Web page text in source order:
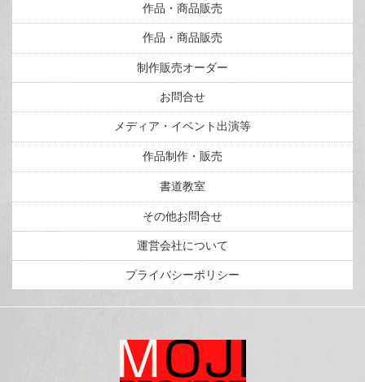
作品・商品販売
作品・商品販売
制作販売オーダー
お問合せ
メディア・イベント出演等
作品制作・販売
書道教室
その他お問合せ
運営会社について
プライバシーポリシー